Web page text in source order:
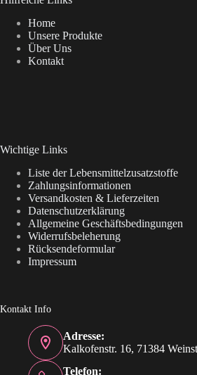
Home
Unsere Produkte
Über Uns
Kontakt
Wichtige Links
Liste der Lebensmittelzusatzstoffe
Zahlungsinformationen
Versandkosten & Lieferzeiten
Datenschutzerklärung
Allgemeine Geschäftsbedingungen
Widerrufsbeleherung
Rücksendeformular
Impressum
Kontakt Info
Adresse:
Kalkofenstr. 16, 71384
Telefon: